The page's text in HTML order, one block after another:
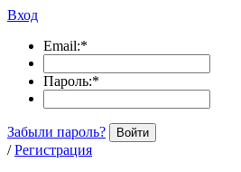
Вход
Email:*
Пароль:*
Забыли пароль? Войти
/ Регистрация